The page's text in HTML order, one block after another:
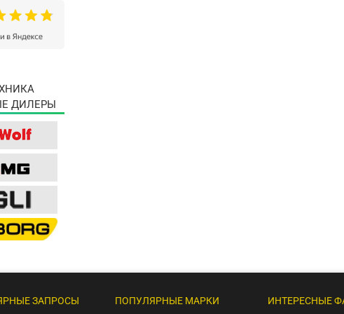
ДИЛЕРЫ
ЗАПРОСЫ ПОПУЛЯРНЫЕ МАРКИ ИНТЕРЕСНЫЕ